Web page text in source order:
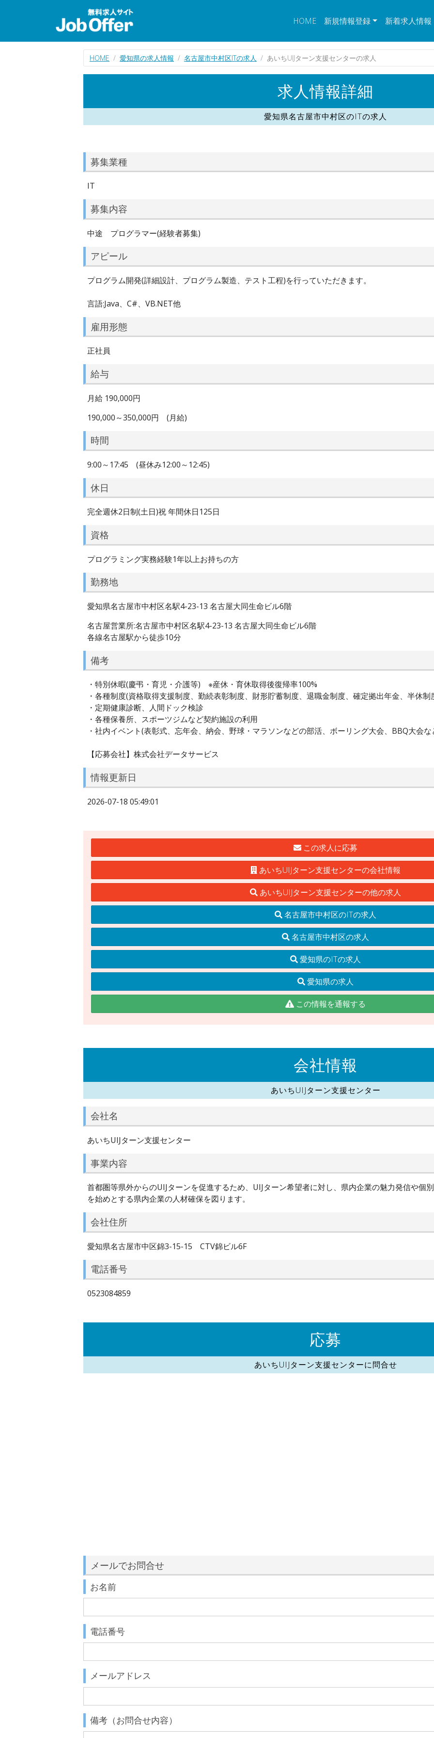
HOME 新規情報登録 新着求人情報
HOME 愛知県の求人情報 名古屋市中村区ITの求人 あいちUIJターン支援センターの求人
求人情報詳細
愛知県名古屋市中村区のITの求人
募集業種
IT
募集内容
中途 プログラマー(経験者募集)
アピール
プログラム開発(詳細設計、プログラム製造、テスト工程)を行っていただきます。
言語:Java、C#、VB.NET他
雇用形態
正社員
給与
月給 190,000円
190,000～350,000円 (月給)
時間
9:00～17:45 (昼休み12:00～12:45)
休日
完全週休2日制(土日)祝 年間休日125日
資格
プログラミング実務経験1年以上お持ちの方
勤務地
愛知県名古屋市中村区名駅4-23-13 名古屋大同生命ビル6階
名古屋営業所:名古屋市中村区名駅4-23-13 名古屋大同生命ビル6階
各線名古屋駅から徒歩10分
備考
・特別休暇(慶弔・育児・介護等) ※産休・育休取得後復帰率100%
・各種制度(資格取得支援制度、勤続表彰制度、財形貯蓄制度、退職金制度、確定拠出年金、半休制
・定期健康診断、人間ドック検診
・各種保養所、スポーツジムなど契約施設の利用
・社内イベント(表彰式、忘年会、納会、野球・マラソンなどの部活、ボーリング大会、BBQ大会な
【応募会社】株式会社データサービス
情報更新日
2026-07-18 05:49:01
この求人に応募
あいちUIJターン支援センターの会社情報
あいちUIJターン支援センターの他の求人
名古屋市中村区のITの求人
名古屋市中村区の求人
愛知県のITの求人
愛知県の求人
この情報を通報する
会社情報
あいちUIJターン支援センター
会社名
あいちUIJターン支援センター
事業内容
首都圏等県外からのUIJターンを促進するため、UIJターン希望者に対し、県内企業の魅力発信や個
を始めとする県内企業の人材確保を図ります。
会社住所
愛知県名古屋市中区錦3-15-15 CTV錦ビル6F
電話番号
0523084859
応募
あいちUIJターン支援センターに問合せ
メールでお問合せ
お名前
電話番号
メールアドレス
備考（お問合せ内容）